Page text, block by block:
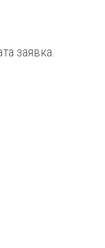
заявка.